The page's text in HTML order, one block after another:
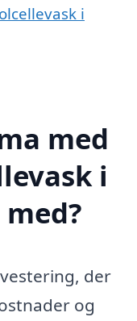
i
med
i
der
og